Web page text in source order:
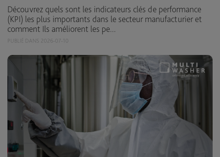
Découvrez quels sont les indicateurs clés de performance
(KPI) les plus importants dans le secteur manufacturier et
comment Ils améliorent les pe...
PUBLIÉ DANS 2026-07-10